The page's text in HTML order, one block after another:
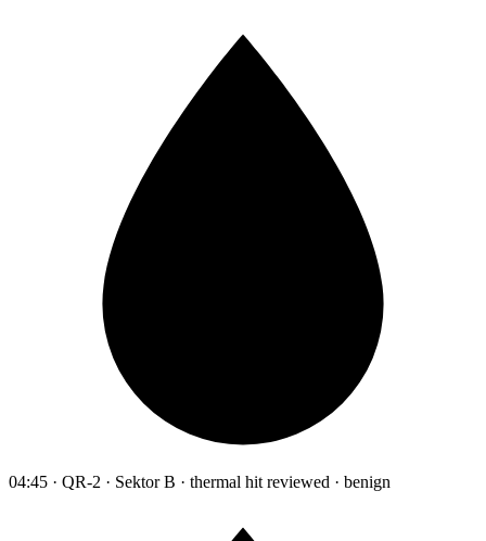
04:45 · QR-2 · Sektor B · thermal hit reviewed · benign